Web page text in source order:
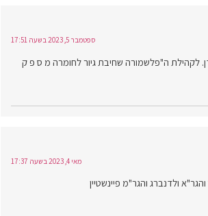
ספטמבר 5, 2023 בשעה 17:51
לקהילת ה"פלשמורה שחיבת גיור לחומרה מ ס פ ק
מאי 4, 2023 בשעה 17:37
ולדנברג והגר"מ פיינשטיין